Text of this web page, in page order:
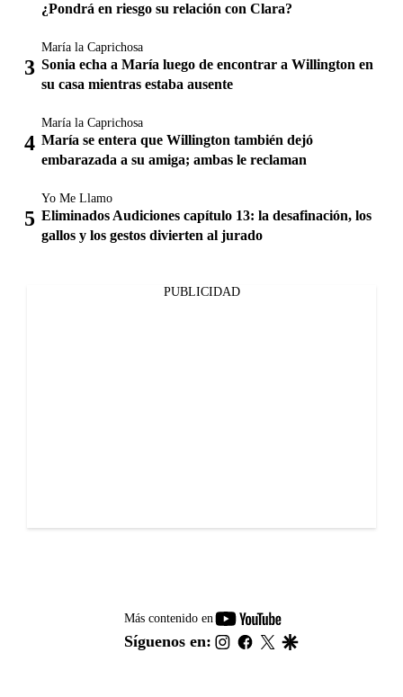
¿Pondrá en riesgo su relación con Clara?
María la Caprichosa
Sonia echa a María luego de encontrar a Willington en
su casa mientras estaba ausente
María la Caprichosa
María se entera que Willington también dejó
embarazada a su amiga; ambas le reclaman
Yo Me Llamo
Eliminados Audiciones capítulo 13: la desafinación, los
gallos y los gestos divierten al jurado
PUBLICIDAD
Más contenido en
youtube-
footer
Síguenos en: instagram
facebook
twitter